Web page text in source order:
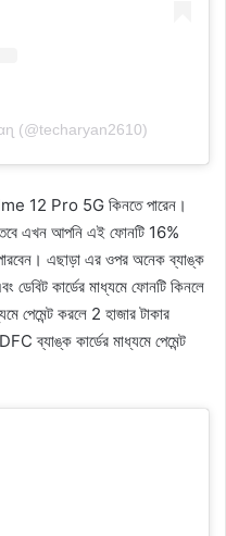
(@techaryan2610)
12 Pro 5G কিনতে পারেন।
এখন আপনি এই ফোনটি 16%
এছাড়া এর ওপর অনেক ব্যাঙ্ক
কার্ডের মাধ্যমে ফোনটি কিনলে
পেমেন্ট করলে 2 হাজার টাকার
ব্যাঙ্ক কার্ডের মাধ্যমে পেমেন্ট